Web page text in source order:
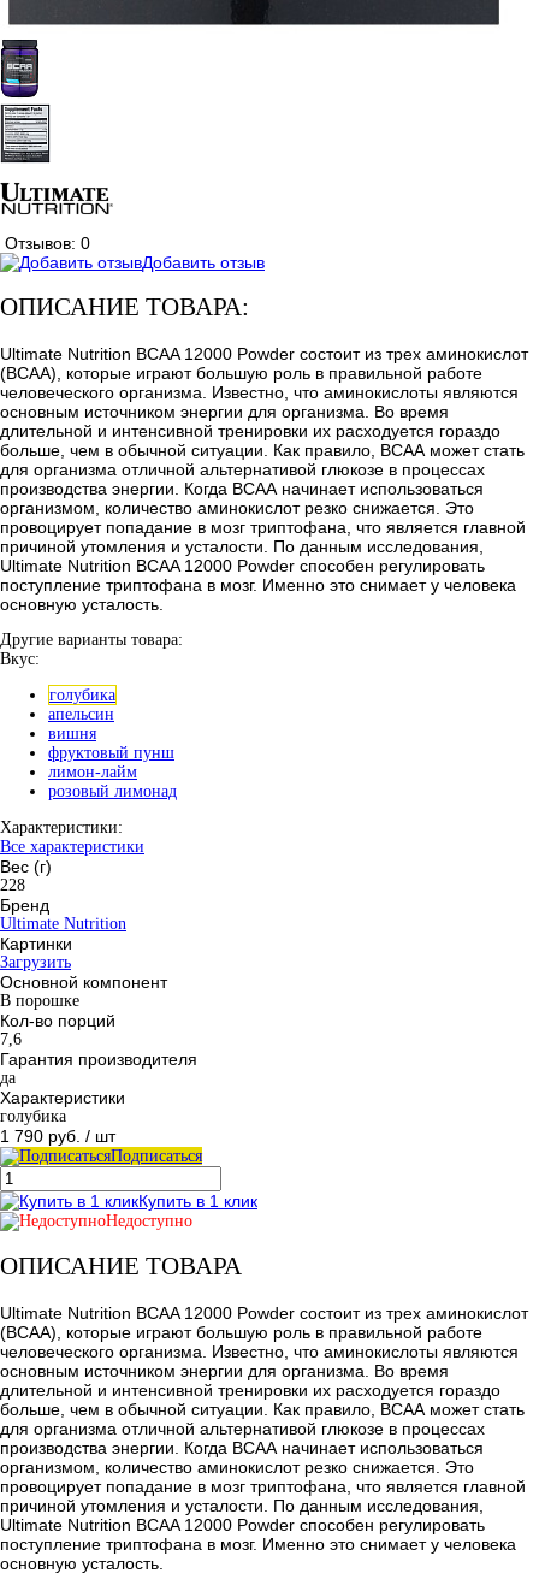
Отзывов: 0
Добавить отзыв
ОПИСАНИЕ ТОВАРА:
Ultimate Nutrition BCAA 12000 Powder состоит из трех аминокислот
(BCAA), которые играют большую роль в правильной работе
человеческого организма. Известно, что аминокислоты являются
основным источником энергии для организма. Во время
длительной и интенсивной тренировки их расходуется гораздо
больше, чем в обычной ситуации. Как правило, ВСАА может стать
для организма отличной альтернативой глюкозе в процессах
производства энергии. Когда ВСАА начинает использоваться
организмом, количество аминокислот резко снижается. Это
провоцирует попадание в мозг триптофана, что является главной
причиной утомления и усталости. По данным исследования,
Ultimate Nutrition BCAA 12000 Powder способен регулировать
поступление триптофана в мозг. Именно это снимает у человека
основную усталость.
Другие варианты товара:
Вкус:
голубика
апельсин
вишня
фруктовый пунш
лимон-лайм
розовый лимонад
Характеристики:
Все характеристики
Вес (г)
228
Бренд
Ultimate Nutrition
Картинки
Загрузить
Основной компонент
В порошке
Кол-во порций
7,6
Гарантия производителя
да
Характеристики
голубика
1 790 руб. / шт
Подписаться
Купить в 1 клик
Недоступно
ОПИСАНИЕ ТОВАРА
Ultimate Nutrition BCAA 12000 Powder состоит из трех аминокислот
(BCAA), которые играют большую роль в правильной работе
человеческого организма. Известно, что аминокислоты являются
основным источником энергии для организма. Во время
длительной и интенсивной тренировки их расходуется гораздо
больше, чем в обычной ситуации. Как правило, ВСАА может стать
для организма отличной альтернативой глюкозе в процессах
производства энергии. Когда ВСАА начинает использоваться
организмом, количество аминокислот резко снижается. Это
провоцирует попадание в мозг триптофана, что является главной
причиной утомления и усталости. По данным исследования,
Ultimate Nutrition BCAA 12000 Powder способен регулировать
поступление триптофана в мозг. Именно это снимает у человека
основную усталость.